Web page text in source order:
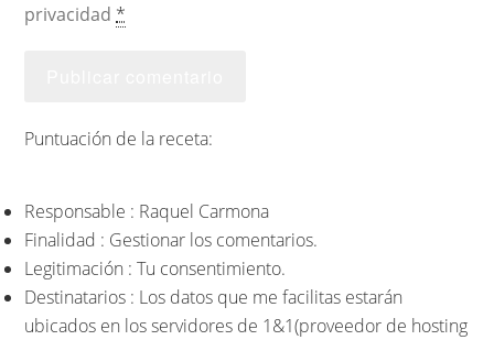
privacidad *
Puntuación de la receta:
Responsable : Raquel Carmona
Finalidad : Gestionar los comentarios.
Legitimación : Tu consentimiento.
Destinatarios : Los datos que me facilitas estarán
ubicados en los servidores de 1&1(proveedor de hosting